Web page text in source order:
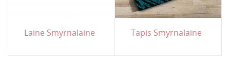
Laine Smyrnalaine Tapis Smyrnalaine